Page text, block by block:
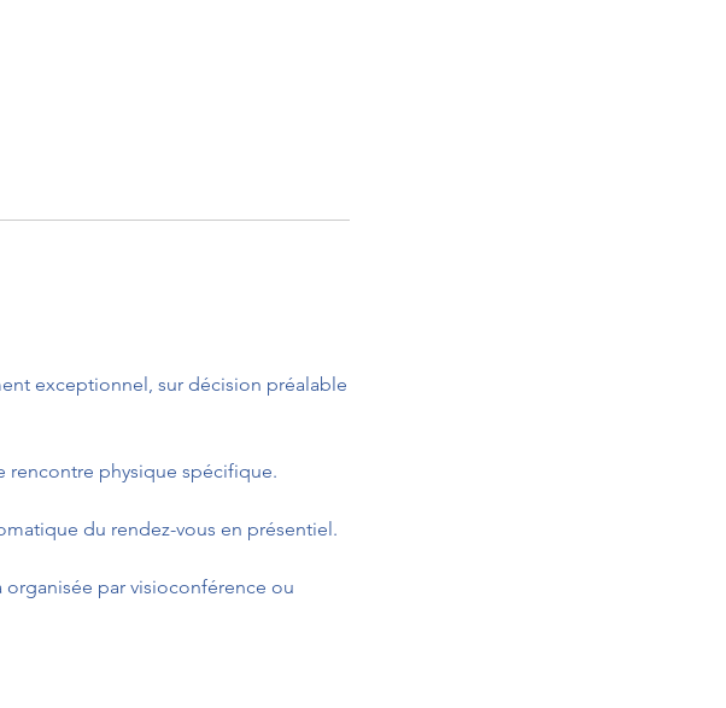
exceptionnel, sur décision préalable
rencontre physique spécifique.
du rendez-vous en présentiel.
organisée par visioconférence ou